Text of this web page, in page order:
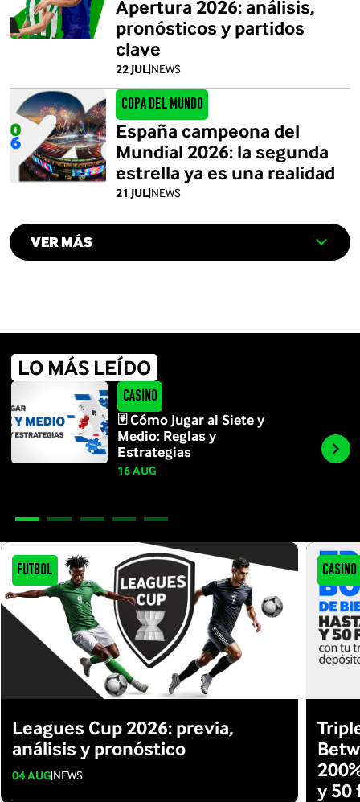
22 JUL|NEWS
Apertura 2026: análisis,
pronósticos y partidos
clave
Copa del Mundo
21 JUL|NEWS
España campeona del
Mundial 2026: la segunda
estrella ya es una realidad
VER MÁS
LO MÁS LEÍDO
Casino
🃏 Cómo Jugar al Siete y
Medio: Reglas y
Estrategias
16 AUG
Futbol
Leagues Cup 2026: previa,
análisis y pronóstico
04 AUG|NEWS
Casino
y 50